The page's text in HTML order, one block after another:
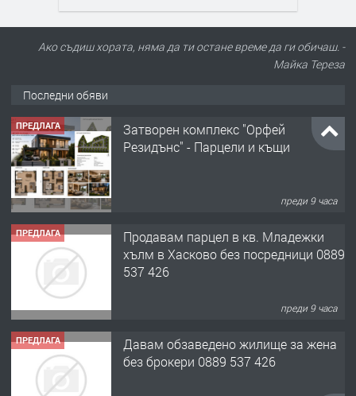
Ако съдиш хората, няма да ти остане време да ги обичаш. -
Майка Тереза
Последни обяви
ПРЕДЛАГА
Затворен комплекс "Орфей
Резидънс" - Парцели и къщи
преди 9 часа
ПРЕДЛАГА
Продавам парцел в кв. Младежки
хълм в Хасково без посредници 0889
537 426
преди 9 часа
ПРЕДЛАГА
Давам обзаведено жилище за жена
без брокери 0889 537 426